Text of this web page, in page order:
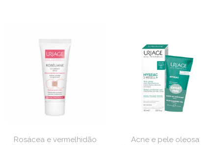
Rosácea e vermelhidão Acne e pele oleosa